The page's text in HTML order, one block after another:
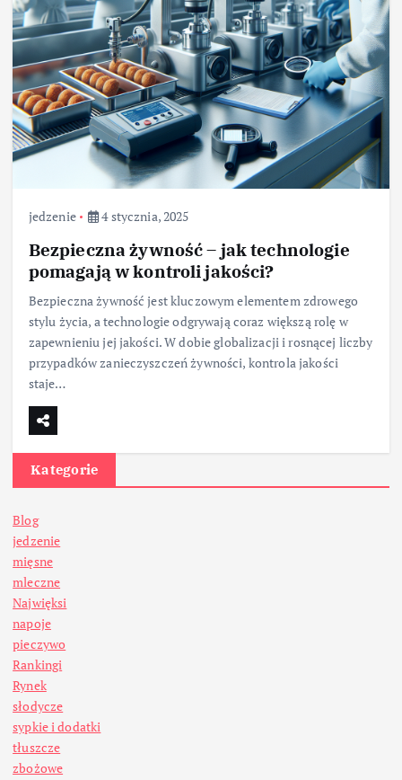
jedzenie 4 stycznia, 2025
Bezpieczna żywność – jak technologie
pomagają w kontroli jakości?
Bezpieczna żywność jest kluczowym elementem zdrowego
stylu życia, a technologie odgrywają coraz większą rolę w
zapewnieniu jej jakości. W dobie globalizacji i rosnącej liczby
przypadków zanieczyszczeń żywności, kontrola jakości
staje…
Kategorie
Blog
jedzenie
mięsne
mleczne
Najwięksi
napoje
pieczywo
Rankingi
Rynek
słodycze
sypkie i dodatki
tłuszcze
zbożowe